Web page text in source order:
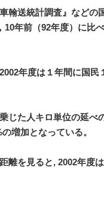
翰送統計調査』などの
10年前（92年度）に比
年度は１年間に国
じた人キロ単位の延べ
増加となっている。
離を見ると, 2002年度